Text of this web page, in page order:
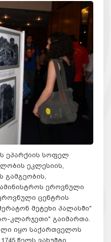
ეპარქიის სოფელ
ეკლესიის,
გამგეობის,
ეროვნული
ცენტრის
მეტეხი პალასში"
კლარჯეთი" გაიმართა.
იყო საქართველოს
წელს ვახუშტი